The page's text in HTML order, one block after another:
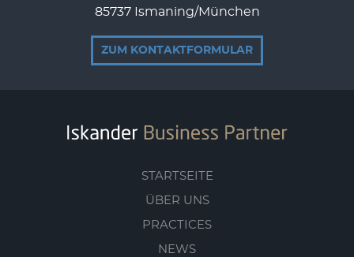
85737 Ismaning/München
ZUM KONTAKTFORMULAR
STARTSEITE
ÜBER UNS
PRACTICES
NEWS